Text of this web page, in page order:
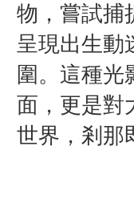
物，嘗試捕
呈現出生動
圍。這種光
面，更是對
世界，剎那